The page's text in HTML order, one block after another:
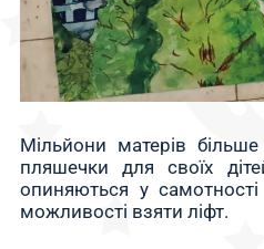
Мільйони матерів
пляшечки для своїх
опиняються у
можливості взяти ліфт.